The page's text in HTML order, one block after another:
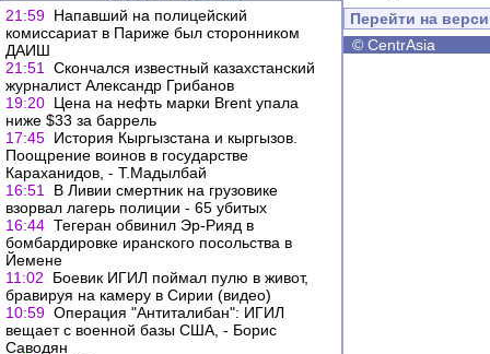
21:59 Напавший на полицейский
комиссариат в Париже был сторонником
ДАИШ
21:51
Скончался известный казахстанский
журналист Александр Грибанов
19:20 Цена на нефть марки Brent упала
ниже $33 за баррель
17:45 История Кыргызстана и кыргызов.
Поощрение воинов в государстве
Караханидов, - Т.Мадылбай
16:51
В Ливии смертник на грузовике
взорвал лагерь полиции - 65 убитых
16:44 Тегеран обвинил Эр-Рияд в
бомбардировке иранского посольства в
Йемене
11:02
Боевик ИГИЛ поймал пулю в живот,
бравируя на камеру в Сирии (видео)
10:59 Операция "Антиталибан": ИГИЛ
вещает с военной базы США, - Борис
Саводян
Перейти на
© CentrAsia